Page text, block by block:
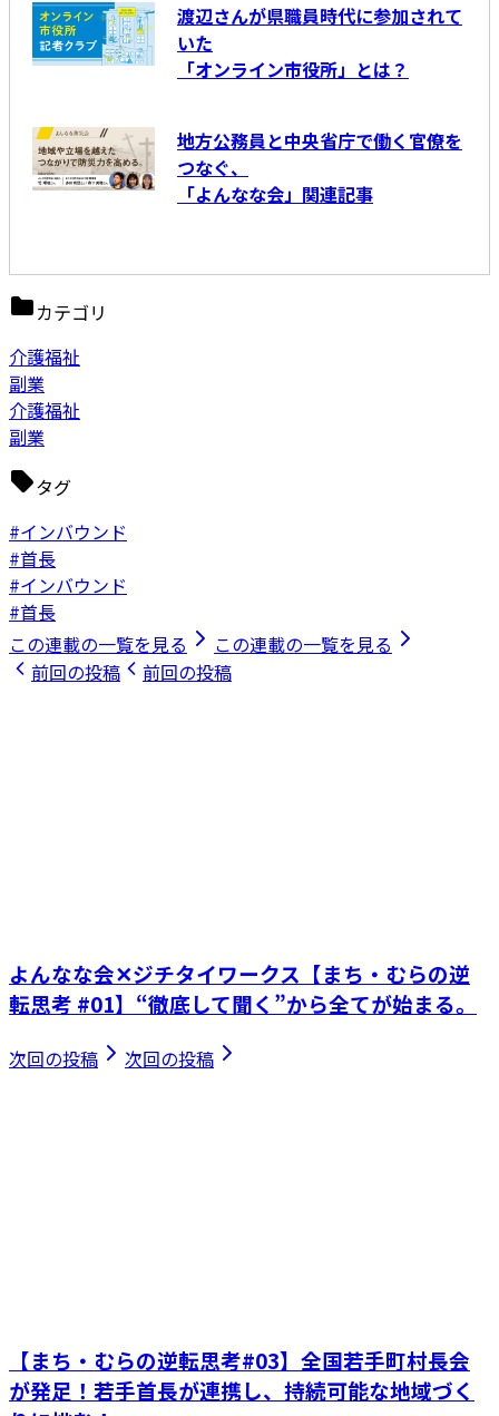
渡辺さんが県職員時代に参加されて
いた
「オンライン市役所」とは？
地方公務員と中央省庁で働く官僚を
つなぐ、
「よんなな会」関連記事
カテゴリ
介護福祉
副業
介護福祉
副業
タグ
#インバウンド
#首長
#インバウンド
#首長
この連載の一覧を見る
この連載の一覧を見る
前回の投稿
前回の投稿
よんなな会✕ジチタイワークス【まち・むらの逆
転思考 #01】“徹底して聞く”から全てが始まる。
次回の投稿 次回の投稿
【まち・むらの逆転思考#03】全国若手町村長会
が発足！若手首長が連携し、持続可能な地域づく